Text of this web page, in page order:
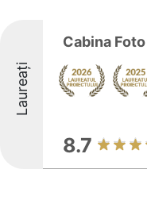
Laureați
Cabina
8.7